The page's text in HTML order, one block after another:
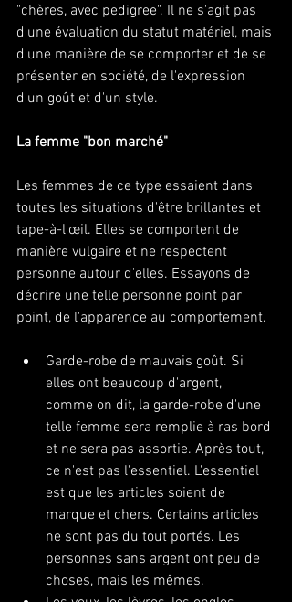
"chères, avec pedigree". Il ne s'agit pas
d'une évaluation du statut matériel, mais
d'une manière de se comporter et de se
présenter en société, de l'expression
d'un goût et d'un style.
La femme "bon marché"
Les femmes de ce type essaient dans
toutes les situations d'être brillantes et
tape-à-l'œil. Elles se comportent de
manière vulgaire et ne respectent
personne autour d'elles. Essayons de
décrire une telle personne point par
point, de l'apparence au comportement.
Garde-robe de mauvais goût. Si
elles ont beaucoup d'argent,
comme on dit, la garde-robe d'une
telle femme sera remplie à ras bord
et ne sera pas assortie. Après tout,
ce n'est pas l'essentiel. L'essentiel
est que les articles soient de
marque et chers. Certains articles
ne sont pas du tout portés. Les
personnes sans argent ont peu de
choses, mais les mêmes.